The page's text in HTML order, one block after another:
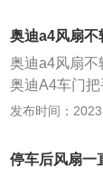
火后，持续风
高增压系统
后，特别是在
让润滑油充分
封。2、勿立
器时，要保持
奥迪a4风扇不
奥迪a4风扇不
奥迪A4车门
便于打开车门
制动时，自动
驶的定向稳定
发布时间：
停车后风扇一